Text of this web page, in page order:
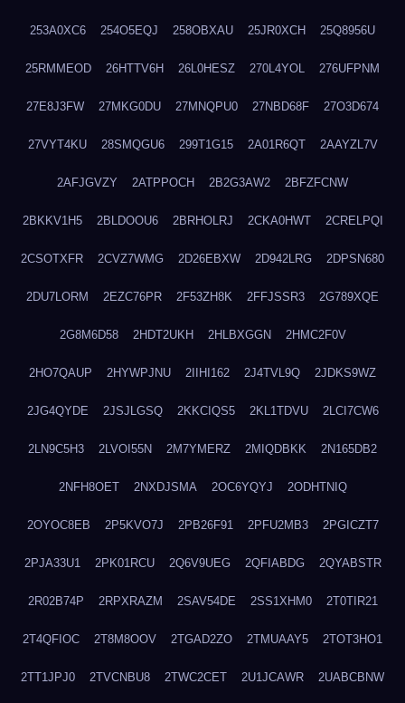
253A0XC6 254O5EQJ 258OBXAU 25JR0XCH 25Q8956U
25RMMEOD 26HTTV6H 26L0HESZ 270L4YOL 276UFPNM
27E8J3FW 27MKG0DU 27MNQPU0 27NBD68F 27O3D674
27VYT4KU 28SMQGU6 299T1G15 2A01R6QT 2AAYZL7V
2AFJGVZY 2ATPPOCH 2B2G3AW2 2BFZFCNW
2BKKV1H5 2BLDOOU6 2BRHOLRJ 2CKA0HWT 2CRELPQI
2CSOTXFR 2CVZ7WMG 2D26EBXW 2D942LRG 2DPSN680
2DU7LORM 2EZC76PR 2F53ZH8K 2FFJSSR3 2G789XQE
2G8M6D58 2HDT2UKH 2HLBXGGN 2HMC2F0V
2HO7QAUP 2HYWPJNU 2IIHI162 2J4TVL9Q 2JDKS9WZ
2JG4QYDE 2JSJLGSQ 2KKCIQS5 2KL1TDVU 2LCI7CW6
2LN9C5H3 2LVOI55N 2M7YMERZ 2MIQDBKK 2N165DB2
2NFH8OET 2NXDJSMA 2OC6YQYJ 2ODHTNIQ
2OYOC8EB 2P5KVO7J 2PB26F91 2PFU2MB3 2PGICZT7
2PJA33U1 2PK01RCU 2Q6V9UEG 2QFIABDG 2QYABSTR
2R02B74P 2RPXRAZM 2SAV54DE 2SS1XHM0 2T0TIR21
2T4QFIOC 2T8M8OOV 2TGAD2ZO 2TMUAAY5 2TOT3HO1
2TT1JPJ0 2TVCNBU8 2TWC2CET 2U1JCAWR 2UABCBNW